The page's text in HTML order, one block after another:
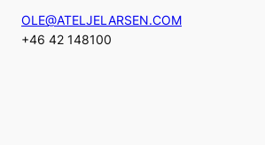
OLE@ATELJELARSEN.COM
+46 42 148100